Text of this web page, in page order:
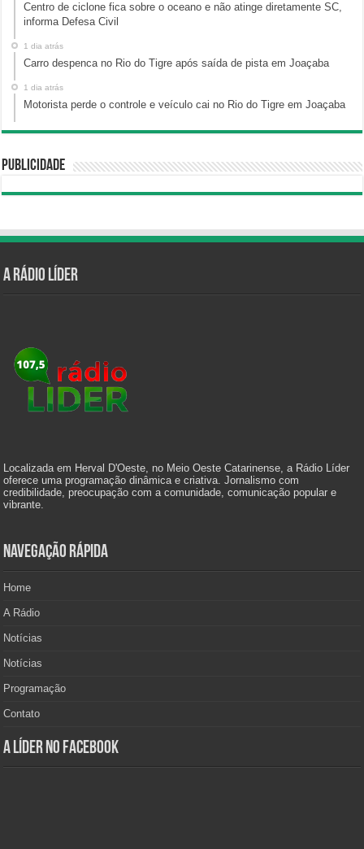
Centro de ciclone fica sobre o oceano e não atinge diretamente SC,
informa Defesa Civil
1 dia atrás
Carro despenca no Rio do Tigre após saída de pista em Joaçaba
1 dia atrás
Motorista perde o controle e veículo cai no Rio do Tigre em Joaçaba
Publicidade
A Rádio Líder
Localizada em Herval D'Oeste, no Meio Oeste Catarinense, a Rádio Líder
oferece uma programação dinâmica e criativa. Jornalismo com
credibilidade, preocupação com a comunidade, comunicação popular e
vibrante.
Navegação Rápida
Home
A Rádio
Notícias
Notícias
Programação
Contato
A Líder no Facebook